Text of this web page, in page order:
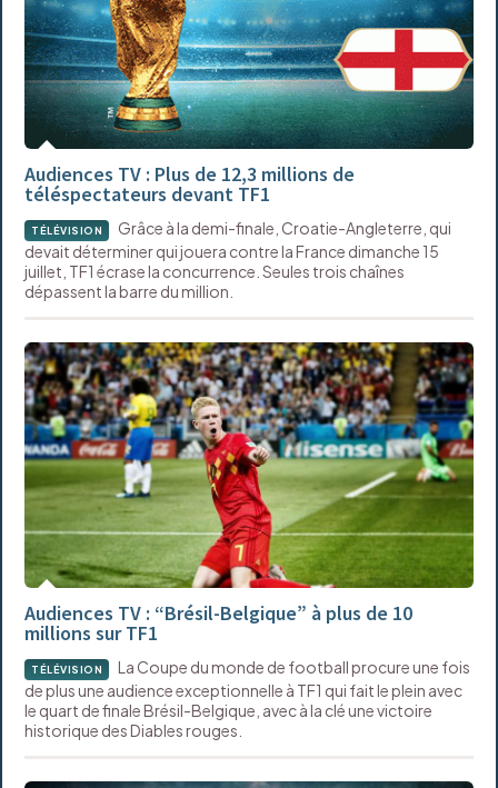
Audiences TV : Plus de 12,3 millions de
téléspectateurs devant TF1
TÉLÉVISION
Grâce à la demi-finale, Croatie-Angleterre, qui
devait déterminer qui jouera contre la France dimanche 15
juillet, TF1 écrase la concurrence. Seules trois chaînes
dépassent la barre du million.
Audiences TV : “Brésil-Belgique” à plus de 10
millions sur TF1
TÉLÉVISION
La Coupe du monde de football procure une fois
de plus une audience exceptionnelle à TF1 qui fait le plein avec
le quart de finale Brésil-Belgique, avec à la clé une victoire
historique des Diables rouges.